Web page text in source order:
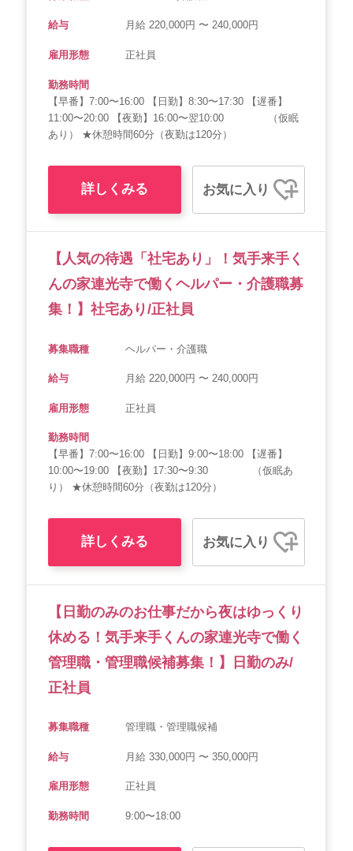
給与 月給 220,000円 〜 240,000円
雇用形態 正社員
勤務時間
【早番】7:00〜16:00 【日勤】8:30〜17:30 【遅番】
11:00〜20:00 【夜勤】16:00〜翌10:00 （仮眠
あり） ★休憩時間60分（夜勤は120分）
詳しくみる お気に入り
【人気の待遇「社宅あり」！気手来手く
んの家連光寺で働くヘルパー・介護職募
集！】社宅あり/正社員
募集職種 ヘルパー・介護職
給与 月給 220,000円 〜 240,000円
雇用形態 正社員
勤務時間
【早番】7:00〜16:00 【日勤】9:00〜18:00 【遅番】
10:00〜19:00 【夜勤】17:30〜9:30 （仮眠あ
り） ★休憩時間60分（夜勤は120分）
詳しくみる お気に入り
【日勤のみのお仕事だから夜はゆっくり
休める！気手来手くんの家連光寺で働く
管理職・管理職候補募集！】日勤のみ/
正社員
募集職種 管理職・管理職候補
給与 月給 330,000円 〜 350,000円
雇用形態 正社員
勤務時間 9:00〜18:00